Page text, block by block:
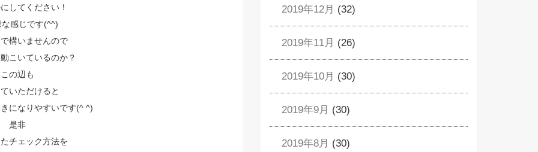
してください！
感じです(^^)
構いませんので
こいているのか？
この辺も
いただけると
になりやすいです(^ ^)
是非
チェック方法を
2019年12月 (32)
2019年11月 (26)
2019年10月 (30)
2019年9月 (30)
2019年8月 (30)